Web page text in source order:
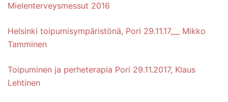
Mielenterveysmessut 2016
Helsinki toipumisympäristönä, Pori 29.11.17,__ Mikko
Tamminen
Toipuminen ja perheterapia Pori 29.11.2017, Klaus
Lehtinen